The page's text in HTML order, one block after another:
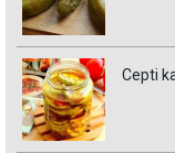
Cepti